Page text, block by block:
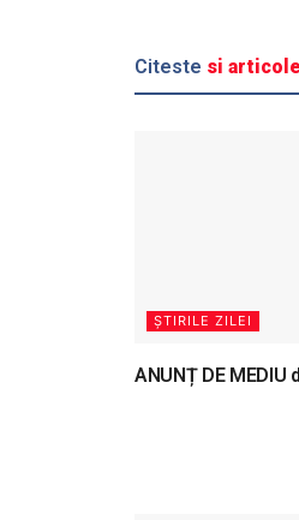
Citeste si
ȘTIRILE ZILEI
ANUNȚ DE MEDIU